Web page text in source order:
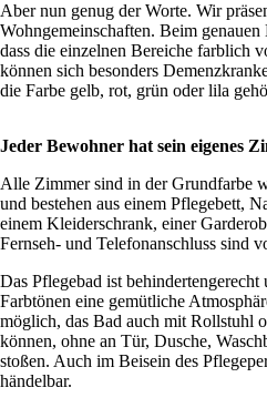
Aber nun genug der Worte. Wir
Wohngemeinschaften. Beim
dass die einzelnen Bereiche farblich
können sich besonders
die Farbe gelb, rot, grün oder lila
Jeder Bewohner hat sein eigenes
Alle Zimmer sind in der Grundfarbe
und bestehen aus einem Pflegebett,
einem Kleiderschrank, einer
Fernseh- und Telefonanschluss sind
Das Pflegebad ist
Farbtönen eine gemütliche
möglich, das Bad auch mit Rollstuhl
können, ohne an Tür, Dusche,
stoßen. Auch im Beisein des
händelbar.